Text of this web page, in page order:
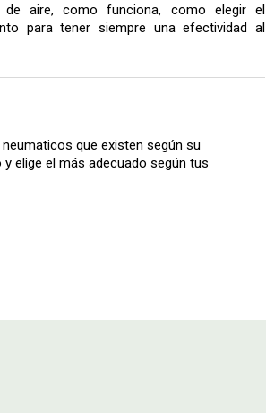
aire, como funciona, como elegir el
para tener siempre una efectividad al
que existen según su
elige el más adecuado según tus